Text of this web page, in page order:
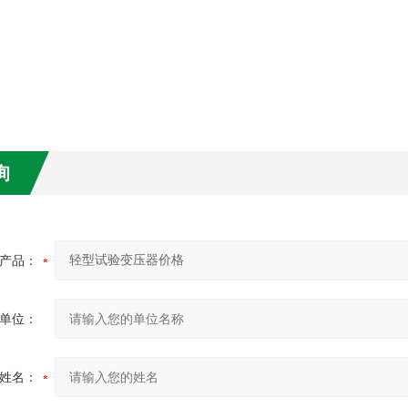
产品：
位：
名：